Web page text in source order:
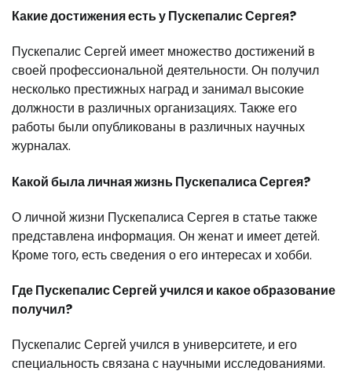
Какие достижения есть у Пускепалис Сергея?
Пускепалис Сергей имеет множество достижений в
своей профессиональной деятельности. Он получил
несколько престижных наград и занимал высокие
должности в различных организациях. Также его
работы были опубликованы в различных научных
журналах.
Какой была личная жизнь Пускепалиса Сергея?
О личной жизни Пускепалиса Сергея в статье также
представлена информация. Он женат и имеет детей.
Кроме того, есть сведения о его интересах и хобби.
Где Пускепалис Сергей учился и какое образование
получил?
Пускепалис Сергей учился в университете, и его
специальность связана с научными исследованиями.